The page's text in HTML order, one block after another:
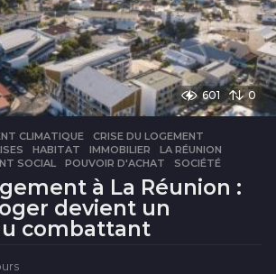
601 0
CLIMATIQUE ,CRISE DU LOGEMENT
,HABITAT ,IMMOBILIER ,LA RÉUNION
SOCIAL ,POUVOIR D'ACHAT ,SOCIÉTÉ
à La Réunion :
devient un
combattant